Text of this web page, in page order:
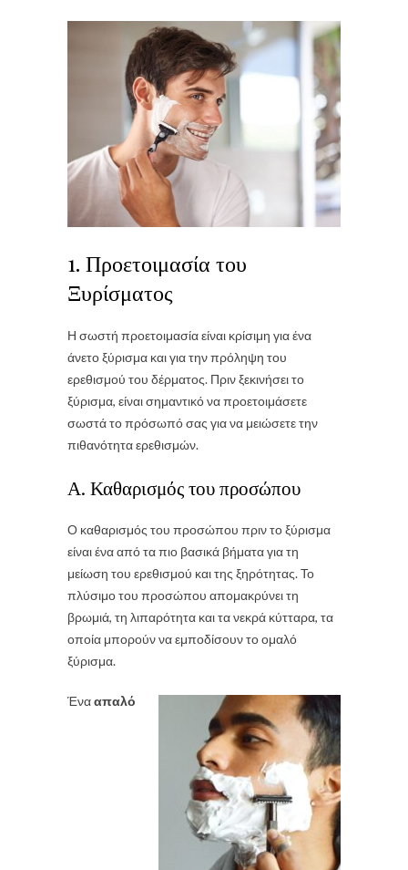
1. Προετοιμασία του
Ξυρίσματος
Η σωστή προετοιμασία είναι κρίσιμη για ένα
άνετο ξύρισμα και για την πρόληψη του
ερεθισμού του δέρματος. Πριν ξεκινήσει το
ξύρισμα, είναι σημαντικό να προετοιμάσετε
σωστά το πρόσωπό σας για να μειώσετε την
πιθανότητα ερεθισμών.
Α. Καθαρισμός του προσώπου
Ο καθαρισμός του προσώπου πριν το ξύρισμα
είναι ένα από τα πιο βασικά βήματα για τη
μείωση του ερεθισμού και της ξηρότητας. Το
πλύσιμο του προσώπου απομακρύνει τη
βρωμιά, τη λιπαρότητα και τα νεκρά κύτταρα, τα
οποία μπορούν να εμποδίσουν το ομαλό
ξύρισμα.
Ένααπαλό